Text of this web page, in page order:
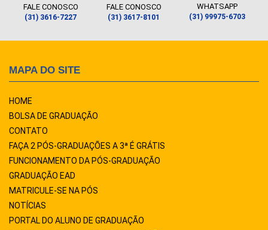
FALE CONOSCO
(31) 3616-7227
FALE CONOSCO
(31) 3617-8101
WHATSAPP
(31) 99975-6703
MAPA DO SITE
HOME
BOLSA DE GRADUAÇÃO
CONTATO
FAÇA 2 PÓS-GRADUAÇÕES A 3ª É GRÁTIS
FUNCIONAMENTO DA PÓS-GRADUAÇÃO
GRADUAÇÃO EAD
MATRICULE-SE NA PÓS
NOTÍCIAS
PORTAL DO ALUNO DE GRADUAÇÃO